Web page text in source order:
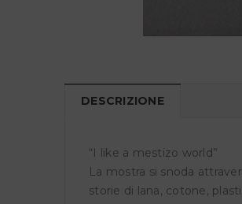
DESCRIZIONE
“I like a mestizo world”
La mostra si snoda
storie di lana, cotone,